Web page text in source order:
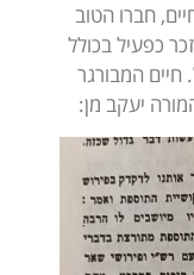
חברו הטוב
כפעיל בכולל
חיים המבורגר
יעקב מן: